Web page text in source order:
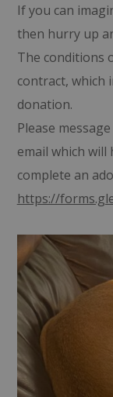
If you can
then hurry up
The conditions
contract, which
donation.
Please
email which
complete an
https://